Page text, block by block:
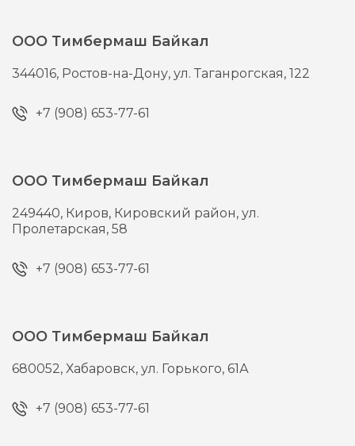
ООО Тимбермаш Байкал
344016, Ростов-на-Дону,ул. Таганрогская, 122
+7 (908) 653-77-61
ООО Тимбермаш Байкал
249440, Киров, Кировский район, ул.
Пролетарская, 58
+7 (908) 653-77-61
ООО Тимбермаш Байкал
680052,Хабаровск,ул. Горького, 61А
+7 (908) 653-77-61